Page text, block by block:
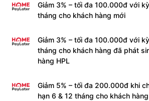
Giảm 3% – tối đa 100.000đ với
tháng cho khách hàng mới
Giảm 3% – tối đa 100.000đ với
tháng cho khách hàng đã phát
hàng HPL
Giảm 5% – tối đa 200.000đ khi
hạn 6 & 12 tháng cho khách